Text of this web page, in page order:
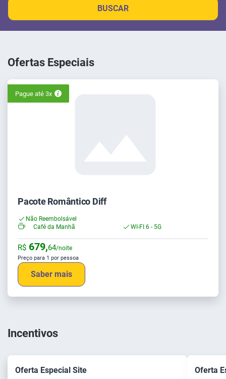
BUSCAR
Ofertas Especiais
Pague até 3x
Pacote Romântico Diff
Não Reembolsável
Café da Manhã
WI-FI 6 - 5G
R$ 679,64/noite
Preço para 1 por pessoa
Saber mais
Incentivos
Oferta Especial Site Oferta